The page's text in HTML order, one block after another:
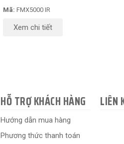
Mã: FMX5000 IR
Xem chi tiết
HỖ TRỢ KHÁCH HÀNG
Hướng dẫn mua hàng
Phương thức thanh toán
LIÊN